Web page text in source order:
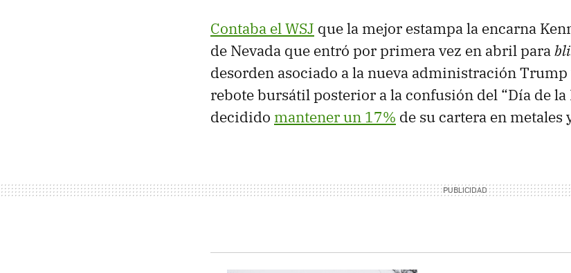
Contaba el WSJ que la mejor estampa la encarna
de Nevada que entró por primera vez en abril para
desorden asociado a la nueva administración
rebote bursátil posterior a la confusión del “Día de la
decidido mantener un 17% de su cartera en metales